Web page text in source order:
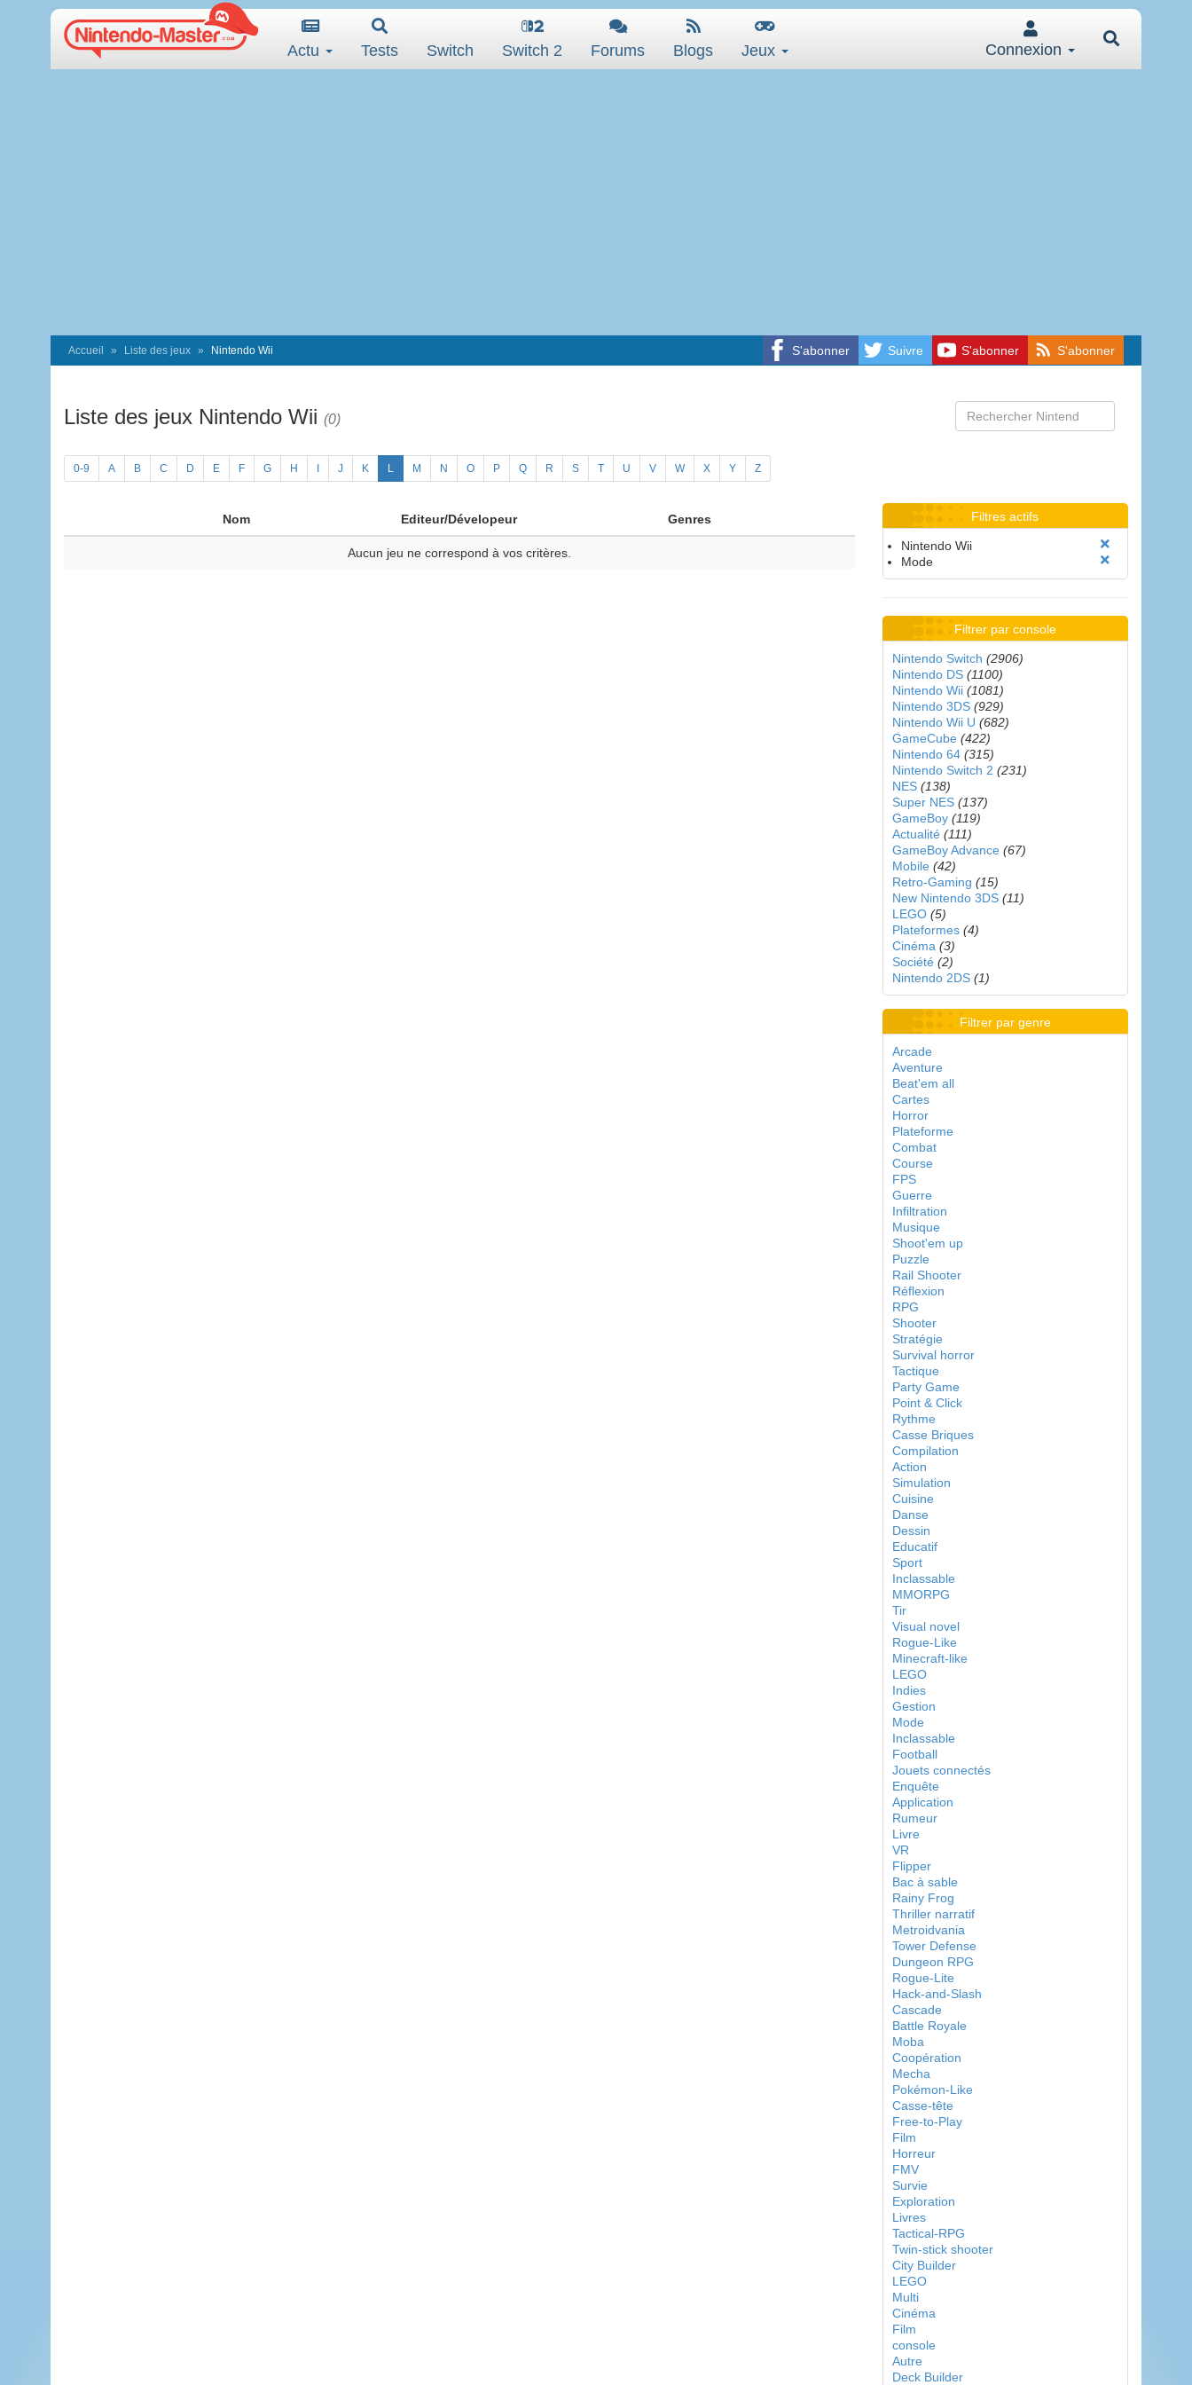
Actu Tests Switch Switch 2 Forums Blogs Jeux Connexion
S'abonner Suivre S'abonner S'abonner
Accueil Liste des jeux Nintendo Wii
Liste des jeux Nintendo Wii (0)
0-9 A B C D E F G H J K L M N O P Q R S T U V W X Y Z
Nom Editeur/Dévelopeur Genres
Aucun jeu ne correspond à vos critères.
Filtres actifs
Nintendo Wii
Mode
Filtrer par console
Nintendo Switch (2906)
Nintendo DS (1100)
Nintendo Wii (1081)
Nintendo 3DS (929)
Nintendo Wii U (682)
GameCube (422)
Nintendo 64 (315)
Nintendo Switch 2 (231)
NES (138)
Super NES (137)
GameBoy (119)
Actualité (111)
GameBoy Advance (67)
Mobile (42)
Retro-Gaming (15)
New Nintendo 3DS (11)
LEGO (5)
Plateformes (4)
Cinéma (3)
Société (2)
Nintendo 2DS (1)
Filtrer par genre
Arcade
Aventure
Beat'em all
Cartes
Horror
Plateforme
Combat
Course
FPS
Guerre
Infiltration
Musique
Shoot'em up
Puzzle
Rail Shooter
Réflexion
RPG
Shooter
Stratégie
Survival horror
Tactique
Party Game
Point & Click
Rythme
Casse Briques
Compilation
Action
Simulation
Cuisine
Danse
Dessin
Educatif
Sport
Inclassable
MMORPG
Tir
Visual novel
Rogue-Like
Minecraft-like
LEGO
Indies
Gestion
Mode
Inclassable
Football
Jouets connectés
Enquête
Application
Rumeur
Livre
VR
Flipper
Bac à sable
Rainy Frog
Thriller narratif
Metroidvania
Tower Defense
Dungeon RPG
Rogue-Lite
Hack-and-Slash
Cascade
Battle Royale
Moba
Coopération
Mecha
Pokémon-Like
Casse-tête
Free-to-Play
Film
Horreur
FMV
Survie
Exploration
Livres
Tactical-RPG
Twin-stick shooter
City Builder
LEGO
Multi
Cinéma
Film
console
Autre
Deck Builder